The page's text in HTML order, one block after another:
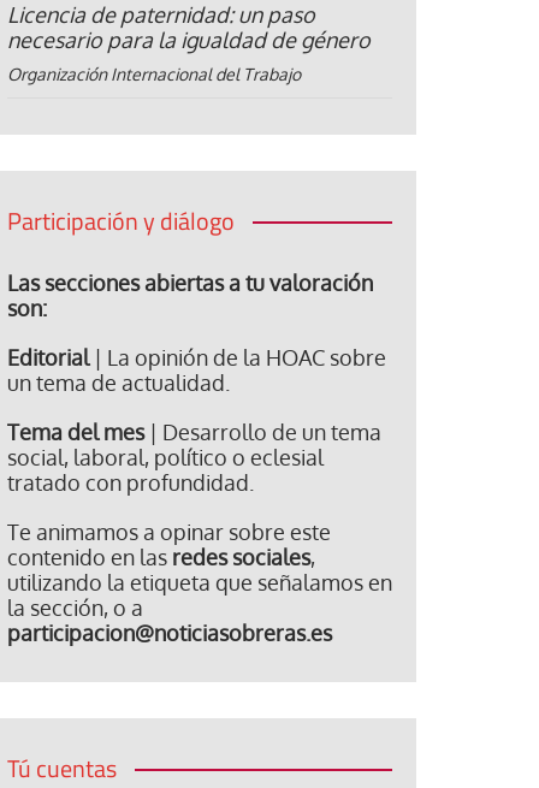
Licencia de paternidad: un paso
necesario para la igualdad de género
Organización Internacional del Trabajo
Participación y diálogo
Las secciones abiertas a tu valoración
son:
Editorial| La opinión de la HOAC sobre
un tema de actualidad.
Tema del mes| Desarrollo de un tema
social, laboral, político o eclesial
tratado con profundidad.
Te animamos a opinar sobre este
contenido en las redes sociales,
utilizando la etiqueta que señalamos en
la sección, o a
participacion@noticiasobreras.es
Tú cuentas